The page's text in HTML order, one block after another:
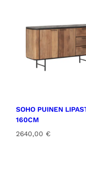
SOHO PUINEN
160CM
2640,00 €